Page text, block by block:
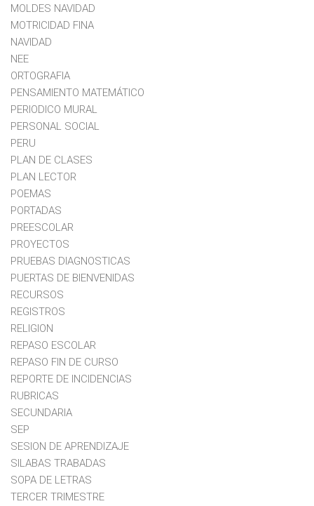
MOLDES NAVIDAD
MOTRICIDAD FINA
NAVIDAD
NEE
ORTOGRAFIA
PENSAMIENTO MATEMÁTICO
PERIODICO MURAL
PERSONAL SOCIAL
PERU
PLAN DE CLASES
PLAN LECTOR
POEMAS
PORTADAS
PREESCOLAR
PROYECTOS
PRUEBAS DIAGNOSTICAS
PUERTAS DE BIENVENIDAS
RECURSOS
REGISTROS
RELIGION
REPASO ESCOLAR
REPASO FIN DE CURSO
REPORTE DE INCIDENCIAS
RUBRICAS
SECUNDARIA
SEP
SESION DE APRENDIZAJE
SILABAS TRABADAS
SOPA DE LETRAS
TERCER TRIMESTRE